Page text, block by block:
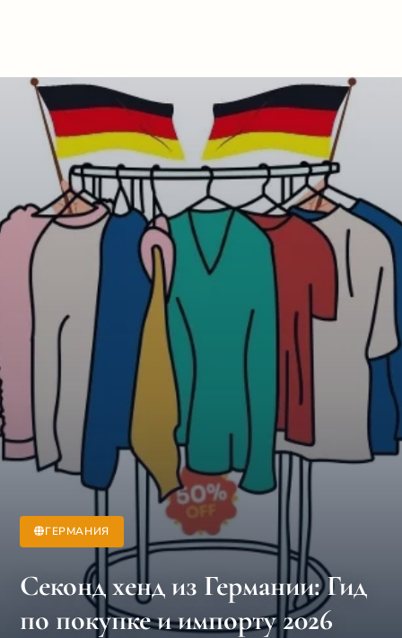
ГЕРМАНИЯ
Секонд хенд из Германии: Гид
по покупке и импорту 2026